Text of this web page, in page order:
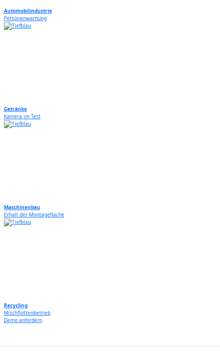
Automobilindustrie
Personenwarnung
Getränke
Kamera im Test
Maschinenbau
Erhalt der Montagefläche
Recycling
Mischflottenbetrieb
Demo anfordern